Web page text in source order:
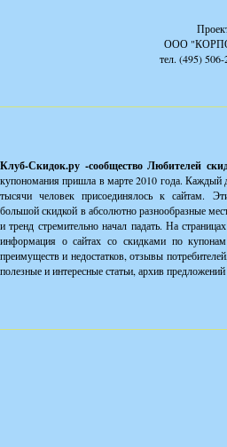
ООО
тел. (495)
Клуб-Скидок.ру -сообщество Любителей
купономания пришла в марте 2010 года. Каждый
тысячи человек присоединялось к сайтам.
большой скидкой в абсолютно разнообразные
и тренд стремительно начал падать. На
информация о сайтах со скидками по
преимуществ и недостатков, отзывы
полезные и интересные статьи, архив